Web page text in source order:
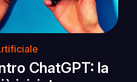
ChatGPT: la